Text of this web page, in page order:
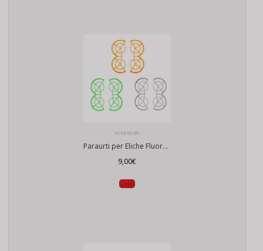
ACCESSORI
Paraurti per Eliche Fluorescente per DJI Neo
9,00€
Scegli